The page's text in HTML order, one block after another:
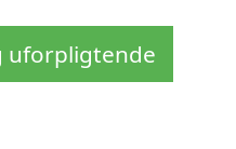
uforpligtende